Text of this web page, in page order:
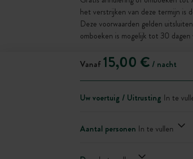
het verstrijken van deze termijn is
Deze voorwaarden gelden
omboeken is mogelijk tot 30
Vanaf 15,00 € / nacht
Uw voertuig / Uitrusting In te
Aantal personen In te vullen